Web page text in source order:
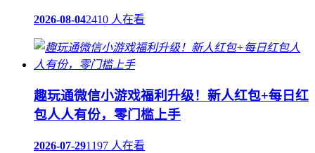
2026-08-042410 人在看
趣玩通微信小游戏福利升级！新人红包+每日红
包人人有份，零门槛上手
2026-07-291197 人在看